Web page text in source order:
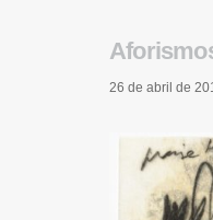
26 de abril de